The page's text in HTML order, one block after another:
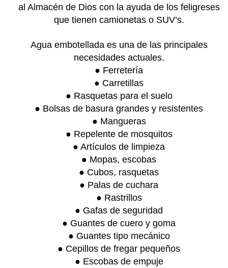
al Almacén de Dios con la ayuda de los feligreses
que tienen camionetas o SUV’s.
Agua embotellada es una de las principales
necesidades actuales.
● Ferretería
● Carretillas
● Rasquetas para el suelo
● Bolsas de basura grandes y resistentes
● Mangueras
● Repelente de mosquitos
● Artículos de limpieza
● Mopas, escobas
● Cubos, rasquetas
● Palas de cuchara
● Rastrillos
● Gafas de seguridad
● Guantes de cuero y goma
● Guantes tipo mecánico
● Cepillos de fregar pequeños
● Escobas de empuje